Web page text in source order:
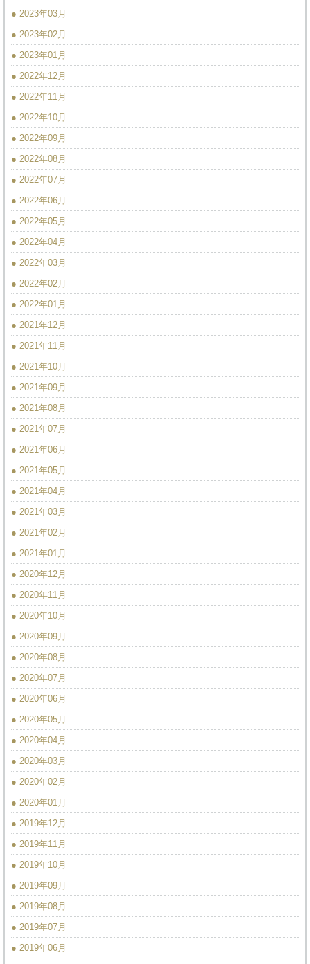
● 2023年03月
● 2023年02月
● 2023年01月
● 2022年12月
● 2022年11月
● 2022年10月
● 2022年09月
● 2022年08月
● 2022年07月
● 2022年06月
● 2022年05月
● 2022年04月
● 2022年03月
● 2022年02月
● 2022年01月
● 2021年12月
● 2021年11月
● 2021年10月
● 2021年09月
● 2021年08月
● 2021年07月
● 2021年06月
● 2021年05月
● 2021年04月
● 2021年03月
● 2021年02月
● 2021年01月
● 2020年12月
● 2020年11月
● 2020年10月
● 2020年09月
● 2020年08月
● 2020年07月
● 2020年06月
● 2020年05月
● 2020年04月
● 2020年03月
● 2020年02月
● 2020年01月
● 2019年12月
● 2019年11月
● 2019年10月
● 2019年09月
● 2019年08月
● 2019年07月
● 2019年06月